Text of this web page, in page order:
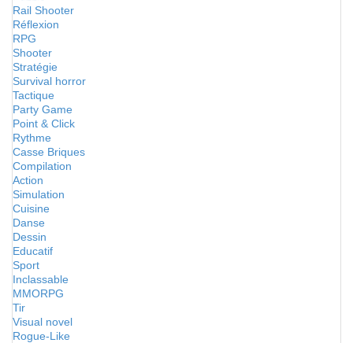
Rail Shooter
Réflexion
RPG
Shooter
Stratégie
Survival horror
Tactique
Party Game
Point & Click
Rythme
Casse Briques
Compilation
Action
Simulation
Cuisine
Danse
Dessin
Educatif
Sport
Inclassable
MMORPG
Tir
Visual novel
Rogue-Like